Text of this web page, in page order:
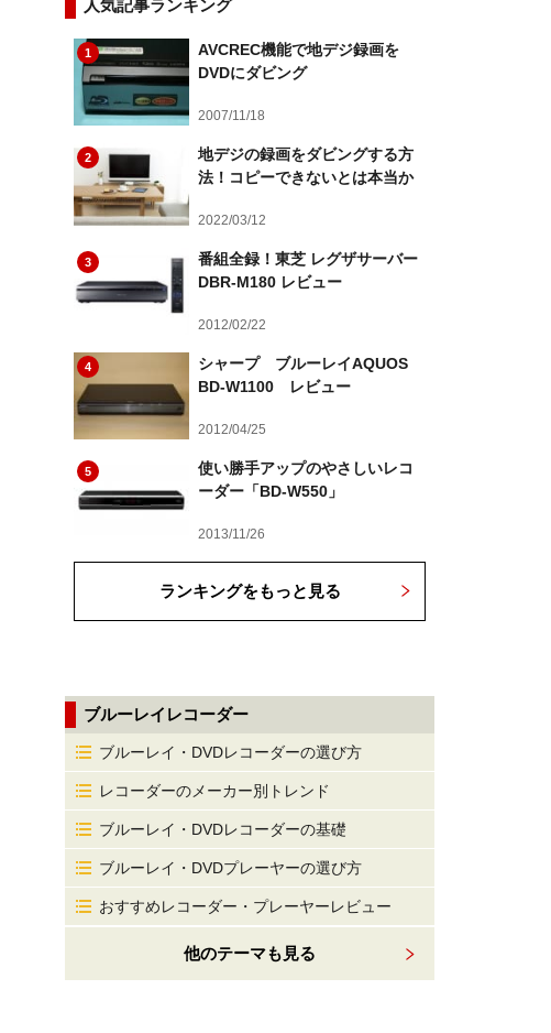
人気記事ランキング
1
AVCREC機能で地デジ録画を
DVDにダビング
2007/11/18
2
地デジの録画をダビングする方
法！コピーできないとは本当か
2022/03/12
3
番組全録！東芝 レグザサーバー
DBR-M180 レビュー
2012/02/22
4
シャープ ブルーレイAQUOS
BD-W1100 レビュー
2012/04/25
5
使い勝手アップのやさしいレコ
ーダー「BD-W550」
2013/11/26
ランキングをもっと見る
ブルーレイレコーダー
ブルーレイ・DVDレコーダーの選び方
レコーダーのメーカー別トレンド
ブルーレイ・DVDレコーダーの基礎
ブルーレイ・DVDプレーヤーの選び方
おすすめレコーダー・プレーヤーレビュー
他のテーマも見る